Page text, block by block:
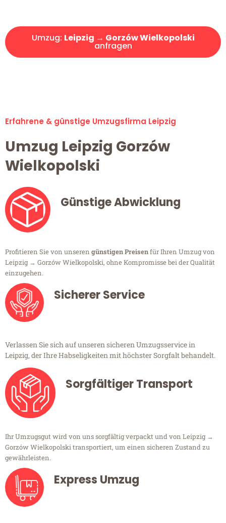
Umzug: Leipzig → Gorzów Wielkopolski
anfragen
Erfahrene & günstige Umzugsfirma Leipzig
Umzug Leipzig Gorzów
Wielkopolski
Günstige Abwicklung
Profitieren Sie von unseren günstigen Preisenfür Ihren Umzug von
Leipzig → Gorzów Wielkopolski, ohne Kompromisse bei der Qualität
einzugehen.
Sicherer Service
Verlassen Sie sich auf unseren sicheren Umzugsservice in
Leipzig, der Ihre Habseligkeiten mit höchster Sorgfalt behandelt.
Sorgfältiger Transport
Ihr Umzugsgut wird von uns sorgfältig verpackt und von Leipzig →
Gorzów Wielkopolski transportiert, um einen sicheren Zustand zu
gewährleisten.
Express Umzug